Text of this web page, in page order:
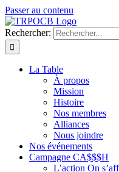
Passer au contenu
Rechercher:
La Table
À propos
Mission
Histoire
Nos membres
Alliances
Nous joindre
Nos événements
Campagne CA$$$H
L’action On